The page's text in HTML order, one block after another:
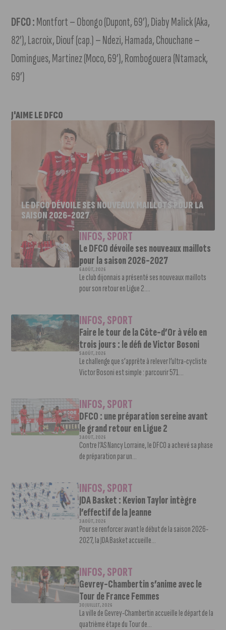
DFCO :Montfort – Obongo (Dupont, 69’), Diaby Malick (Aka,
82’), Lacroix, Diouf (cap.) – Ndezi, Hamada, Chouchane –
Domingues, Martinez (Moco, 69’), Rombogouera (Ntamack,
69’)
J'AIME LE DFCO
LE DFCO DÉVOILE SES NOUVEAUX MAILLOTS POUR LA
SAISON 2026-2027
INFOS,SPORT
Le DFCO dévoile ses nouveaux maillots
pour la saison 2026-2027
6 AOÛT, 2026
Le club dijonnais a présenté ses nouveaux maillots
pour son retour en Ligue 2....
INFOS,SPORT
Faire le tour de la Côte-d’Or à vélo en
trois jours : le défi de Victor Bosoni
5 AOÛT, 2026
Le challenge que s’apprête à relever l’ultra-cycliste
Victor Bosoni est simple : parcourir 571...
INFOS,SPORT
DFCO : une préparation sereine avant
le grand retour en Ligue 2
3 AOÛT, 2026
Contre l’AS Nancy Lorraine, le DFCO a achevé sa phase
de préparation par un...
INFOS,SPORT
JDA Basket : Kevion Taylor intègre
l’effectif de la Jeanne
3 AOÛT, 2026
Pour se renforcer avant le début de la saison 2026-
2027, la JDA Basket accueille...
INFOS,SPORT
Gevrey-Chambertin s’anime avec le
Tour de France Femmes
30 JUILLET, 2026
La ville de Gevrey-Chambertin accueille le départ de la
quatrième étape du Tour de...